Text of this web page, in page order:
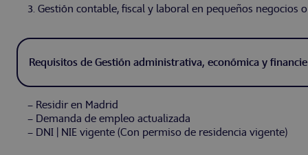
3. Gestión contable, fiscal y laboral en pequeños negocios
Requisitos de Gestión administrativa, económica y
– Residir en Madrid
– Demanda de empleo actualizada
– DNI | NIE vigente (Con permiso de residencia vigente)